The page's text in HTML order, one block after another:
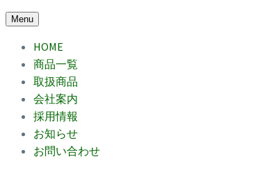
Menu
HOME
商品一覧
取扱商品
会社案内
採用情報
お知らせ
お問い合わせ